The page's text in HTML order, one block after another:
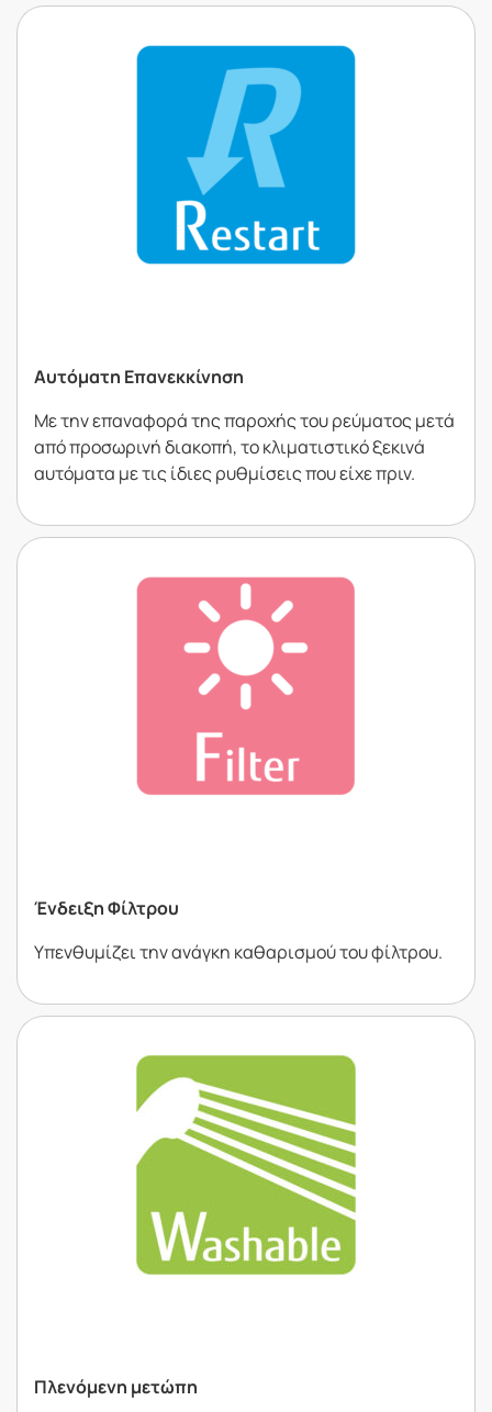
Αυτόµατη Επανεκκίνηση
Με την επαναφορά της παροχής του ρεύµατος µετά
από προσωρινή διακοπή, το κλιµατιστικό ξεκινά
αυτόµατα µε τις ίδιες ρυθµίσεις που είχε πριν.
Ένδειξη Φίλτρου
Υπενθυµίζει την ανάγκη καθαρισµού του φίλτρου.
Πλενόµενη µετώπη